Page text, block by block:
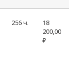
256 ч.
18
200,00
₽